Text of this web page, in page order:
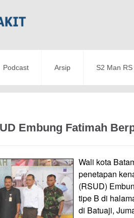
Podcast Arsip S2 Man RS
Embung Fatimah
Wali kota
penetapan
(RSUD)
tipe B di
di Batuaji,